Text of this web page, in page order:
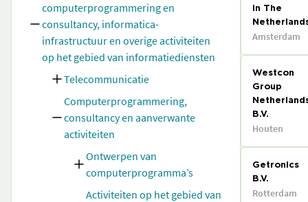
computerprogrammering en
consultancy, informatica-
infrastructuur en overige activiteiten
op het gebied van informatiediensten
Telecommunicatie
Computerprogrammering,
consultancy en aanverwante
activiteiten
Ontwerpen van
computerprogramma’s
Activiteiten op het gebied van
in The
Amsterdam
Westcon
Group
B.V.
Houten
Getronics
B.V.
Rotterdam